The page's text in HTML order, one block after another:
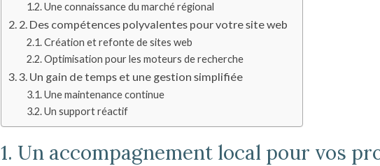
Une connaissance du marché régional
2. Des compétences polyvalentes pour votre site web
Création et refonte de sites web
Optimisation pour les moteurs de recherche
3. Un gain de temps et une gestion simplifiée
Une maintenance continue
Un support réactif
1. Un accompagnement local pour vos